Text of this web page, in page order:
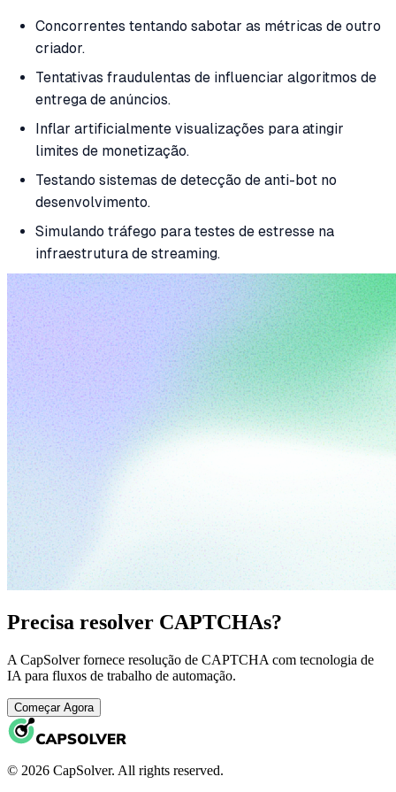
Concorrentes tentando sabotar as métricas de outro
criador.
Tentativas fraudulentas de influenciar algoritmos de
entrega de anúncios.
Inflar artificialmente visualizações para atingir
limites de monetização.
Testando sistemas de detecção de anti-bot no
desenvolvimento.
Simulando tráfego para testes de estresse na
infraestrutura de streaming.
Precisa resolver CAPTCHAs?
A CapSolver fornece resolução de CAPTCHA com tecnologia de
IA para fluxos de trabalho de automação.
Começar Agora
© 2026 CapSolver. All rights reserved.